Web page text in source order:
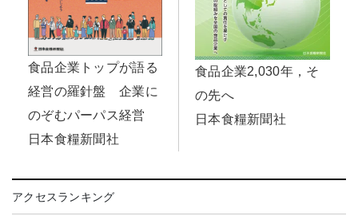
食品企業トップが語る
経営の羅針盤 企業に
のぞむパーパス経営
日本食糧新聞社
食品企業2,030年，そ
の先へ
日本食糧新聞社
アクセスランキング